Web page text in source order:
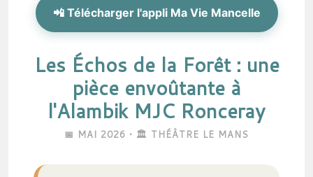
📲 Télécharger l'appli Ma Vie Mancelle
Les Échos de la Forêt : une
pièce envoûtante à
l'Alambik MJC Ronceray
📅 MAI 2026 • 🏛️ THÉÂTRE LE MANS